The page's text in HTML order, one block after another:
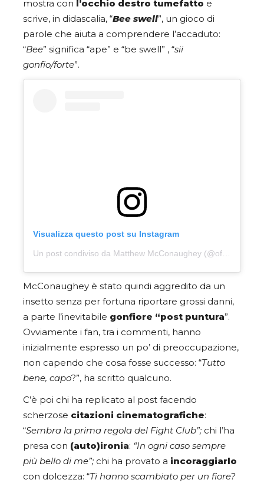
mostra con
l’occhio destro tumefatto e
scrive, in didascalia, “Bee swell”, un gioco di
parole che aiuta a comprendere l’accaduto:
“Bee” significa “ape” e “be swell” , “sii
gonfio/forte”.
Visualizza questo post su Instagram
McConaughey è stato quindi aggredito da un
insetto senza per fortuna riportare grossi danni,
a parte l’inevitabile gonfiore “post puntura”.
Ovviamente i fan, tra i commenti, hanno
inizialmente espresso un po’ di preoccupazione,
non capendo che cosa fosse successo: “Tutto
bene, capo?”, ha scritto qualcuno.
C’è poi chi ha replicato al post facendo
scherzose citazioni cinematografiche:
“Sembra la prima regola del Fight Club”; chi l’ha
presa con (auto)ironia: “In ogni caso sempre
più bello di me”; chi ha provato a incoraggiarlo
con dolcezza: “Ti hanno scambiato per un fiore?